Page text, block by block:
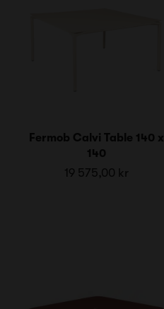
Fermob Calvi Table 140 x
140
19 575,00 kr